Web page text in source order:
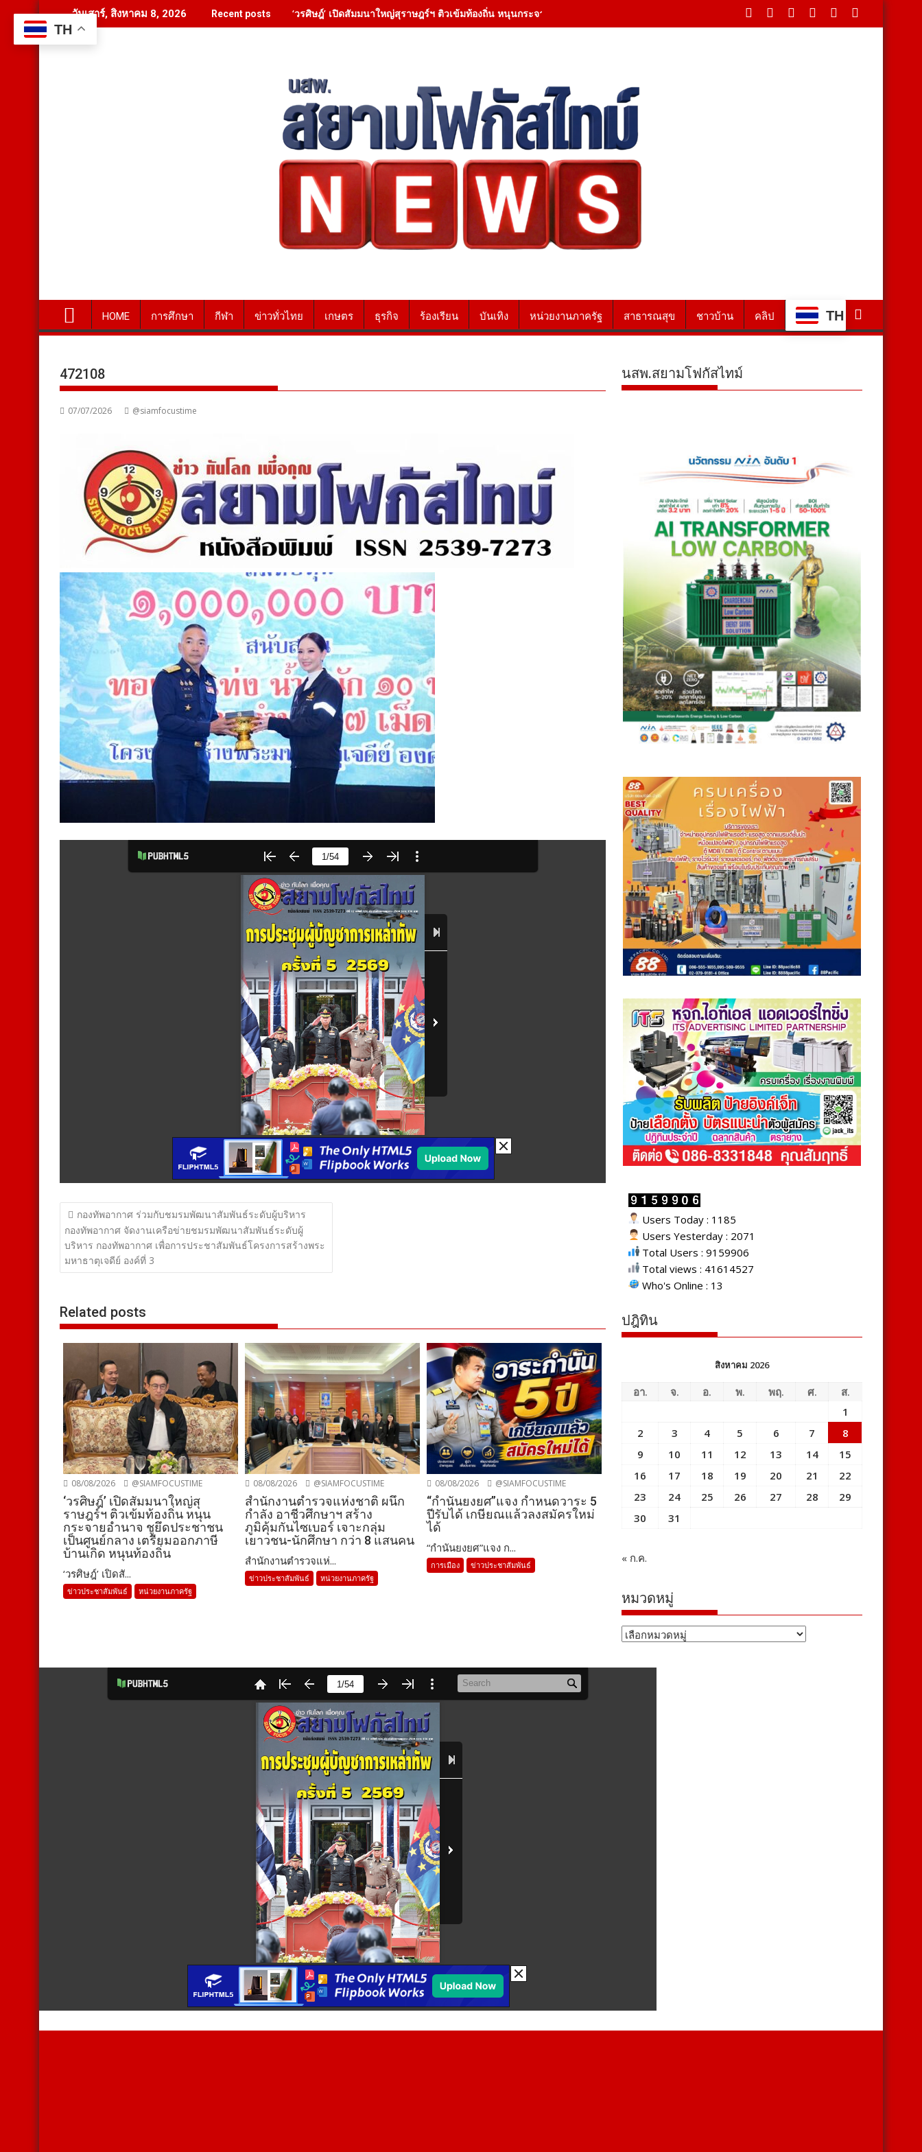
to
content
วันเสาร์, สิงหาคม 8, 2026 Recent posts ‘วรศิษฎ์’ เปิดสัมมนาใหญ่สุราษฎร์ฯ ติวเข้มท้องถิ่น หนุนกระจายอำนาจ ชูยึดประชาชนเป็นศูนย์กลาง เตรียมออกภาษีบ้านเกิด หนุนท้องถิ่น
HOME การศึกษา กีฬา ข่าวทั่วไทย เกษตร ธุรกิจ ร้องเรียน บันเทิง หน่วยงานภาครัฐ สาธารณสุข ชาวบ้าน คลิป TH
472108
07/07/2026 @siamfocustime
แนะแนว
เรื่อง
กองทัพอากาศ ร่วมกับชมรมพัฒนาสัมพันธ์ระดับผู้บริหาร
กองทัพอากาศ จัดงานเครือข่ายชมรมพัฒนาสัมพันธ์ระดับผู้
บริหาร กองทัพอากาศ เพื่อการประชาสัมพันธ์โครงการสร้างพระ
มหาธาตุเจดีย์ องค์ที่ 3
Related posts
08/08/2026 @SIAMFOCUSTIME
‘วรศิษฎ์’ เปิดสัมมนาใหญ่สุ
ราษฎร์ฯ ติวเข้มท้องถิ่น หนุน
กระจายอำนาจ ชูยึดประชาชน
เป็นศูนย์กลาง เตรียมออกภาษี
บ้านเกิด หนุนท้องถิ่น
‘วรศิษฎ์’ เปิดสั...
ข่าวประชาสัมพันธ์ หน่วยงานภาครัฐ
08/08/2026 @SIAMFOCUSTIME
สำนักงานตำรวจแห่งชาติ ผนึก
กำลัง อาชีวศึกษาฯ สร้าง
ภูมิคุ้มกันไซเบอร์ เจาะกลุ่ม
เยาวชน-นักศึกษา กว่า 8 แสนคน
สำนักงานตำรวจแห่...
ข่าวประชาสัมพันธ์ หน่วยงานภาครัฐ
08/08/2026 @SIAMFOCUSTIME
“กำนันยงยศ”แจง กำหนดวาระ 5
ปีรับได้ เกษียณแล้วลงสมัครใหม่
ได้
“กำนันยงยศ”แจง ก...
การเมือง ข่าวประชาสัมพันธ์
นสพ.สยามโฟกัสไทม์
Users Today : 1185
Users Yesterday : 2071
Total Users : 9159906
Total views : 41614527
Who's Online : 13
ปฎิทิน
สิงหาคม 2026
อา. จ. อ. พ. พฤ. ศ.
ส.
1
2
3 4 5 6 7
8
9
10 11 12 13 14
15
16
17 18 19 20 21
22
23
24 25 26 27 28
29
30
31
« ก.ค.
หมวดหมู่
หมวด
TH